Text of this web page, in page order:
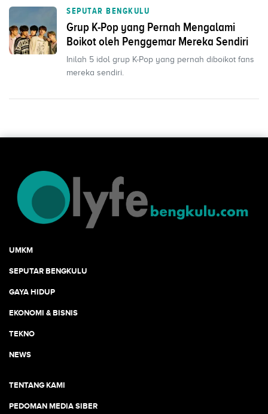
SEPUTAR BENGKULU
Grup K-Pop yang Pernah Mengalami
Boikot oleh Penggemar Mereka Sendiri
Inilah 5 idol grup K-Pop yang pernah diboikot fans
mereka sendiri.
UMKM
SEPUTAR BENGKULU
GAYA HIDUP
EKONOMI & BISNIS
TEKNO
NEWS
TENTANG KAMI
PEDOMAN MEDIA SIBER